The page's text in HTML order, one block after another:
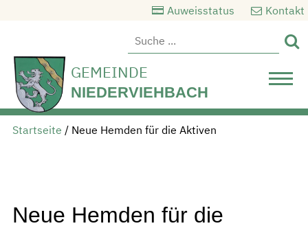
Auweisstatus Kontakt

GEMEINDE
NIEDERVIEHBACH
Startseite / Neue Hemden für die Aktiven
Neue Hemden für die